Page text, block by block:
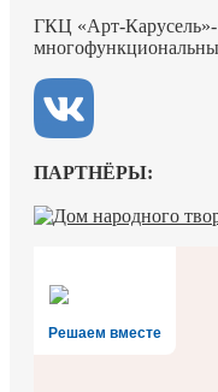
ГКЦ «Арт-
ПАРТНЁРЫ:
Решаем вместе